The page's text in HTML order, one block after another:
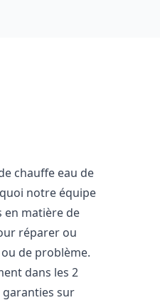
chauffe eau de
notre équipe
en matière de
réparer ou
de problème.
dans les 2
sur